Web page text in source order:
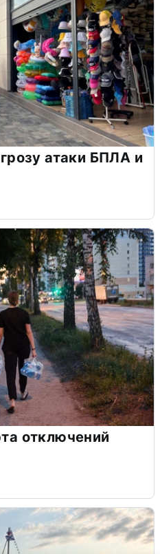
атаки БПЛА и
отключений